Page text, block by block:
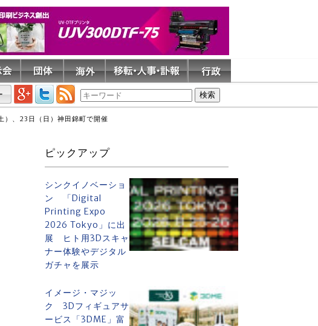
、23日（日）神田錦町で開催
ピックアップ
シンクイノベーショ
ン 「Digital
Printing Expo
2026 Tokyo」に出
展 ヒト用3Dスキャ
ナー体験やデジタル
ガチャを展示
イメージ・マジッ
ク 3Dフィギュアサ
ービス「3DME」富